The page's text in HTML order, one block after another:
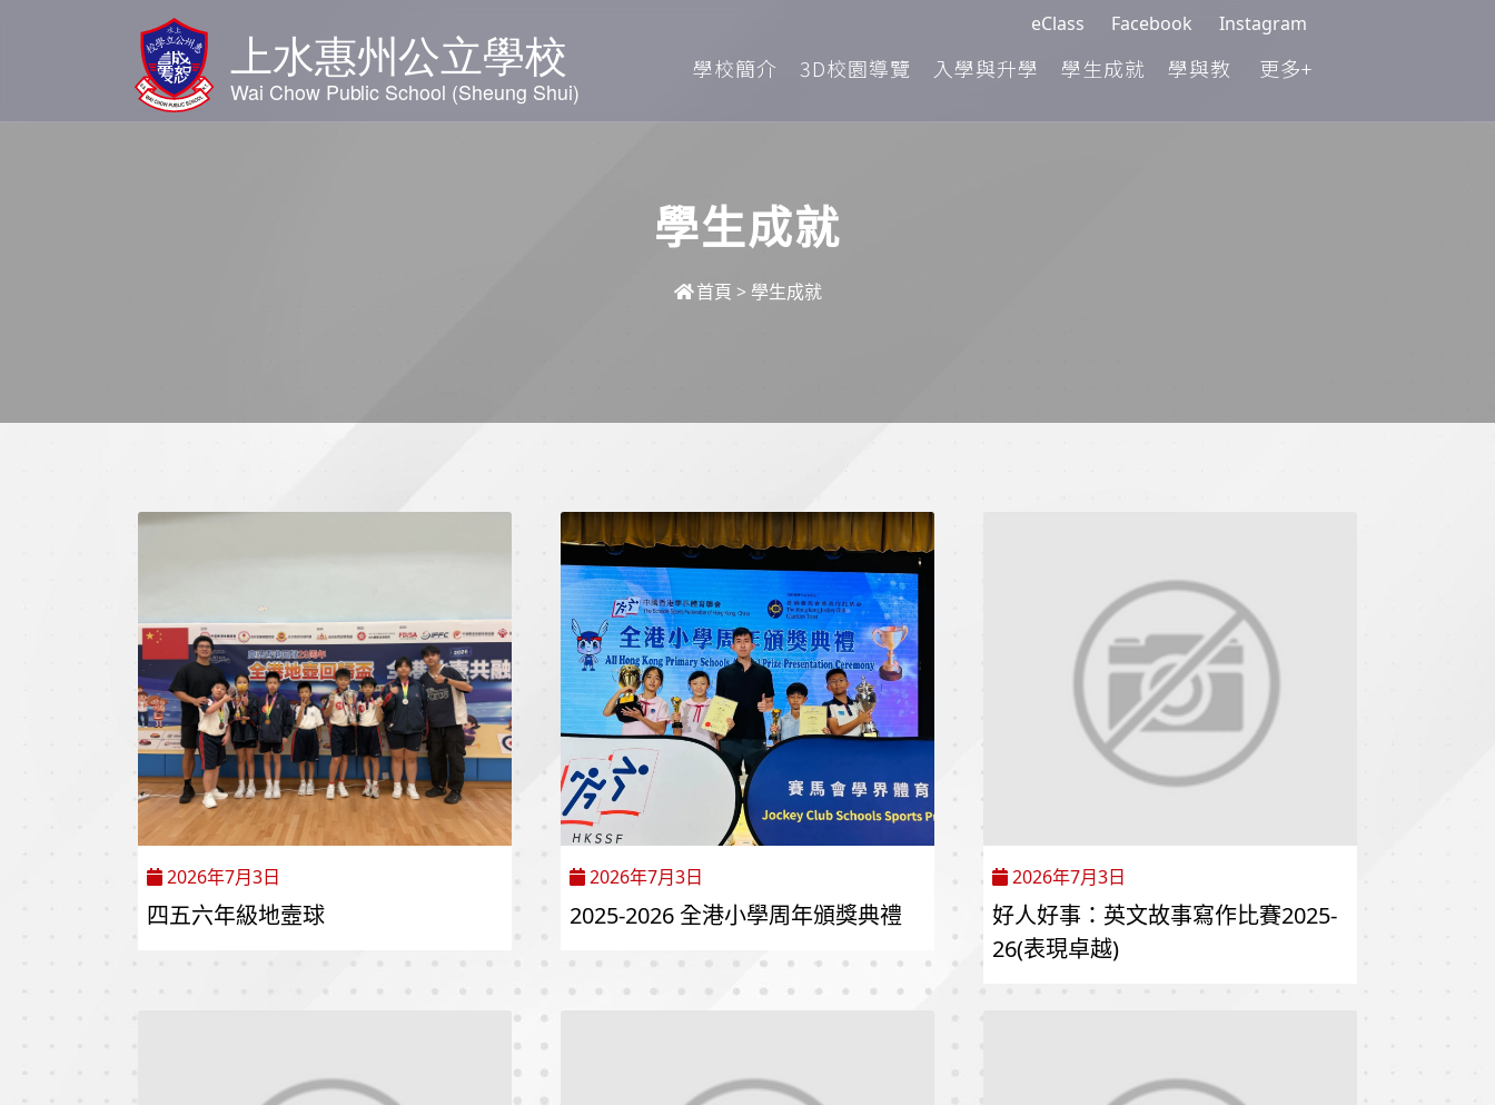
eClass Facebook Instagram
學校簡介 3D校園導覽 入學與升學 學生成就 學與教 更多+
學生成就
首頁 > 學生成就
2026年7月3日
四五六年級地壼球
2026年7月3日
2025-2026 全港小學周年頒獎典禮
2026年7月3日
好人好事：英文故事寫作比賽2025-
26(表現卓越)